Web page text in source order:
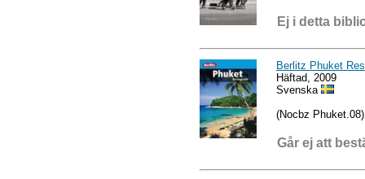
Ej i detta
Berlitz Phuket
Häftad, 2009
Svenska
(Nocbz Phuket.08)
Går ej att